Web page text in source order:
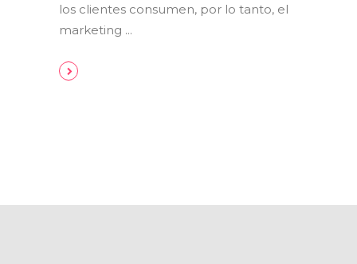
los clientes consumen, por lo tanto, el
marketing